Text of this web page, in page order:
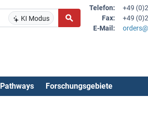
KI Modus
Telefon:
+49
Fax:
+49
E-Mail:
Pathways Forschungsgebiete